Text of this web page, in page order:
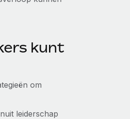
kunt
om
leiderschap